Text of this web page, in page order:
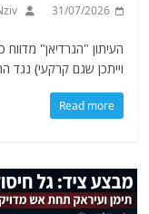
31/07/2026
העיתון "הגרדיאן"
וייתכן שגם קרקעי) נגד
Read more